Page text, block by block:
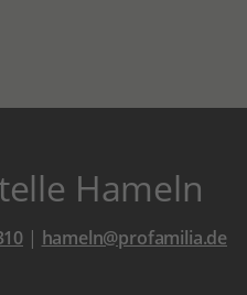
Hameln
| hameln@profamilia.de